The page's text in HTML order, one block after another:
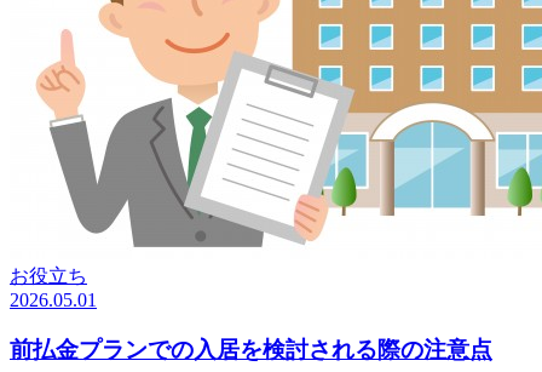
お役立ち
2026.05.01
前払金プランでの入居を検討される際の注意点